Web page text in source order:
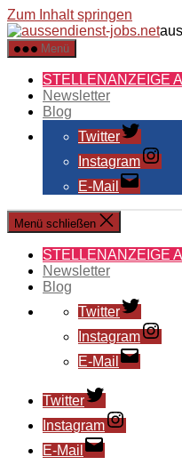
Zum Inhalt springen
Menü
STELLENANZEIGE
Newsletter
Blog
Twitter
Instagram
E-Mail
Menü schließen
STELLENANZEIGE
Newsletter
Blog
Twitter
Instagram
E-Mail
Twitter
Instagram
E-Mail